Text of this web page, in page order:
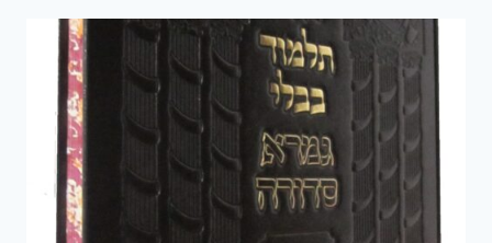
צנזורה
ברש"י